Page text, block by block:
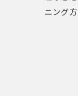
ニング